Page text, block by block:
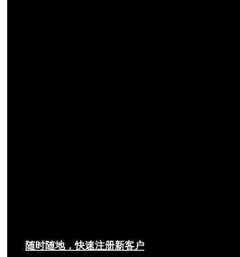
随时随地，快速注册新客户